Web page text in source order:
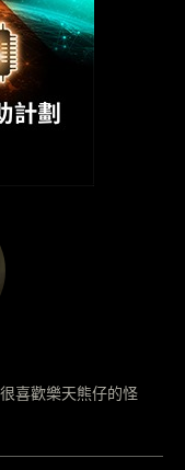
喜歡樂天熊仔的怪